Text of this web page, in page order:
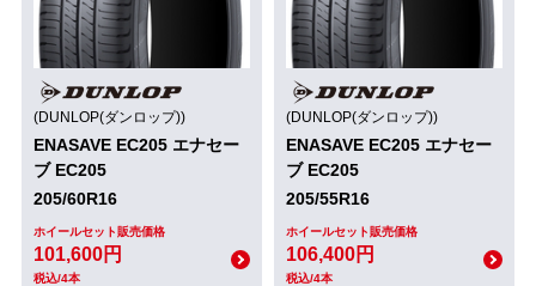
(DUNLOP(ダンロップ))
ENASAVE EC205 エナセー
ブ EC205
205/60R16
ホイールセット販売価格
101,600円
税込/4本
(DUNLOP(ダンロップ))
ENASAVE EC205 エナセー
ブ EC205
205/55R16
ホイールセット販売価格
106,400円
税込/4本